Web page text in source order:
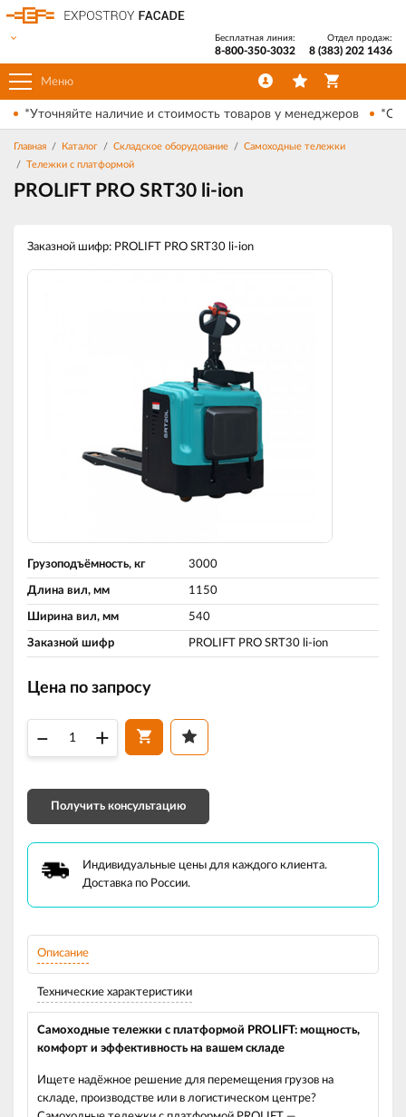
Меню
Бесплатная линия:
8-800-350-3032
Отдел продаж:
8 (383) 202 1436
*Уточняйте наличие и стоимость товаров у менеджеров
Главная Каталог Складское оборудование
Самоходные тележки
Тележки с платформой
PROLIFT PRO SRT30 li-ion
Заказной шифр: PROLIFT PRO SRT30 li-ion
Грузоподъёмность, кг 3000
Длина вил, мм 1150
Ширина вил, мм 540
Заказной шифр PROLIFT PRO SRT30 li-ion
Цена по запросу
– +
Получить консультацию
Индивидуальные цены для каждого клиента.
Доставка по России.
Описание
Технические характеристики
Самоходные тележки с платформой PROLIFT: мощность,
комфорт и эффективность на вашем складе
Ищете надёжное решение для перемещения грузов на
складе, производстве или в логистическом центре?